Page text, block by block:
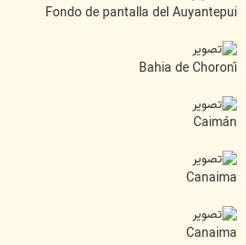
Fondo de pantalla del Auyantepui
Bahia de Choroní
Caimán
Canaima
Canaima